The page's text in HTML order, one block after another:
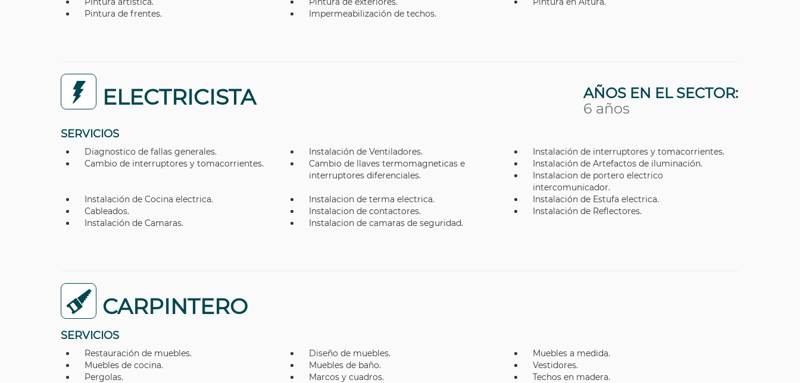
Pintura de frentes.
Impermeabilización de techos.
ELECTRICISTA
AÑOS EN EL SECTOR:
6 años
SERVICIOS
Diagnostico de fallas generales. Instalación de Ventiladores.
Instalación de interruptores y tomacorrientes.
Cambio de interruptores y tomacorrientes.
Cambio de llaves termomagneticas e
interruptores diferenciales.
Instalación de Artefactos de iluminación.
Instalacion de portero electrico
intercomunicador.
Instalación de Cocina electrica.
Instalacion de terma electrica.
Instalación de Estufa electrica.
Cableados.
Instalacion de contactores.
Instalación de Reflectores.
Instalación de Camaras.
Instalacion de camaras de seguridad.
CARPINTERO
SERVICIOS
Restauración de muebles. Diseño de muebles.
Muebles a medida.
Muebles de cocina.
Muebles de baño.
Vestidores.
Pergolas.
Marcos y cuadros.
Techos en madera.